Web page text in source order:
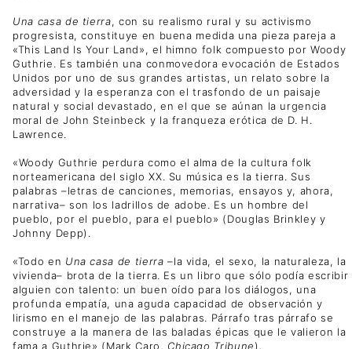
Una casa de tierra, con su realismo rural y su activismo
progresista, constituye en buena medida una pieza pareja a
«This Land Is Your Land», el himno folk compuesto por Woody
Guthrie. Es también una conmovedora evocación de Estados
Unidos por uno de sus grandes artistas, un relato sobre la
adversidad y la esperanza con el trasfondo de un paisaje
natural y social devastado, en el que se aúnan la urgencia
moral de John Steinbeck y la franqueza erótica de D. H.
Lawrence.
«Woody Guthrie perdura como el alma de la cultura folk
norteamericana del siglo XX. Su música es la tierra. Sus
palabras –letras de canciones, memorias, ensayos y, ahora,
narrativa– son los ladrillos de adobe. Es un hombre del
pueblo, por el pueblo, para el pueblo» (Douglas Brinkley y
Johnny Depp).
«Todo en Una casa de tierra –la vida, el sexo, la naturaleza, la
vivienda– brota de la tierra. Es un libro que sólo podía escribir
alguien con talento: un buen oído para los diálogos, una
profunda empatía, una aguda capacidad de observación y
lirismo en el manejo de las palabras. Párrafo tras párrafo se
construye a la manera de las baladas épicas que le valieron la
fama a Guthrie» (Mark Caro, Chicago Tribune).